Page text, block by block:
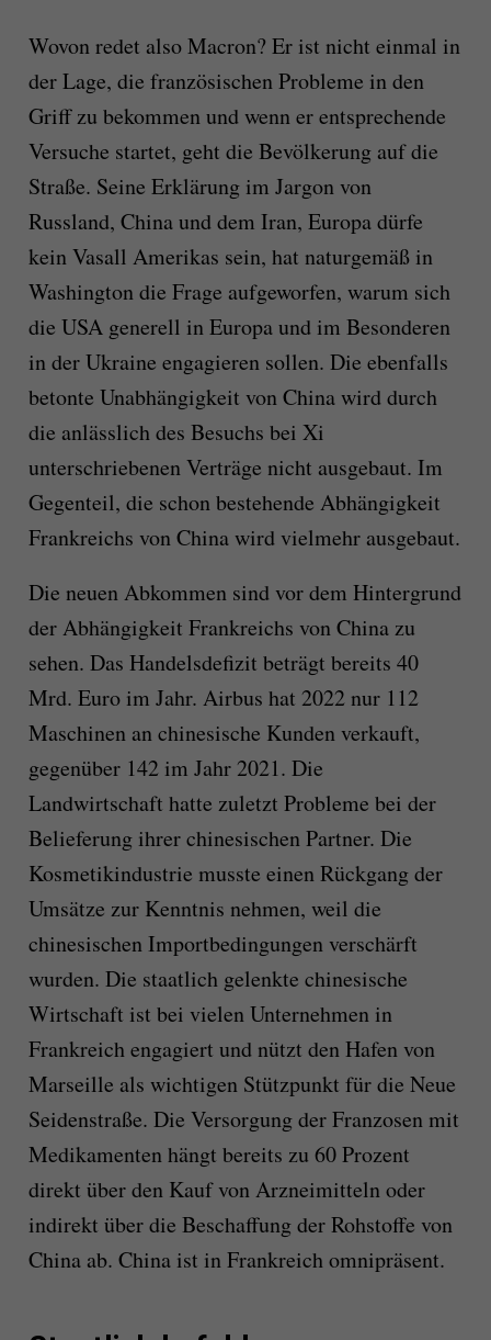
Wovon redet also Macron? Er ist nicht einmal in
der Lage, die französischen Probleme in den
Griff zu bekommen und wenn er entsprechende
Versuche startet, geht die Bevölkerung auf die
Straße. Seine Erklärung im Jargon von
Russland, China und dem Iran, Europa dürfe
kein Vasall Amerikas sein, hat naturgemäß in
Washington die Frage aufgeworfen, warum sich
die USA generell in Europa und im Besonderen
in der Ukraine engagieren sollen. Die ebenfalls
betonte Unabhängigkeit von China wird durch
die anlässlich des Besuchs bei Xi
unterschriebenen Verträge nicht ausgebaut. Im
Gegenteil, die schon bestehende Abhängigkeit
Frankreichs von China wird vielmehr ausgebaut.
Die neuen Abkommen sind vor dem Hintergrund
der Abhängigkeit Frankreichs von China zu
sehen. Das Handelsdefizit beträgt bereits 40
Mrd. Euro im Jahr. Airbus hat 2022 nur 112
Maschinen an chinesische Kunden verkauft,
gegenüber 142 im Jahr 2021. Die
Landwirtschaft hatte zuletzt Probleme bei der
Belieferung ihrer chinesischen Partner. Die
Kosmetikindustrie musste einen Rückgang der
Umsätze zur Kenntnis nehmen, weil die
chinesischen Importbedingungen verschärft
wurden. Die staatlich gelenkte chinesische
Wirtschaft ist bei vielen Unternehmen in
Frankreich engagiert und nützt den Hafen von
Marseille als wichtigen Stützpunkt für die Neue
Seidenstraße. Die Versorgung der Franzosen mit
Medikamenten hängt bereits zu 60 Prozent
direkt über den Kauf von Arzneimitteln oder
indirekt über die Beschaffung der Rohstoffe von
China ab. China ist in Frankreich omnipräsent.